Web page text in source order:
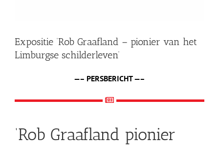
Expositie ‘Rob Graafland – pionier van het
Limburgse schilderleven’
—– PERSBERICHT —–
‘Rob Graafland pionier